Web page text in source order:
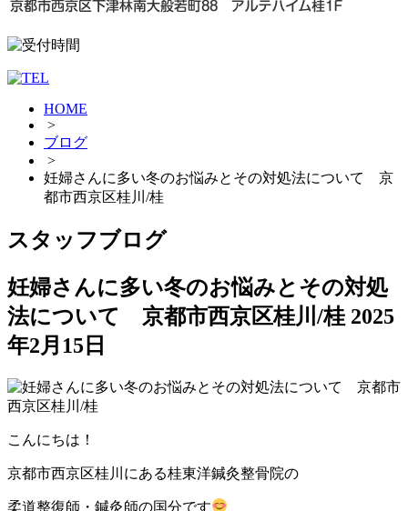
HOME
>
ブログ
>
妊婦さんに多い冬のお悩みとその対処法について 京
都市西京区桂川/桂
スタッフブログ
妊婦さんに多い冬のお悩みとその対処
法について 京都市西京区桂川/桂 2025
年2月15日
こんにちは！
京都市西京区桂川にある桂東洋鍼灸整骨院の
柔道整復師・鍼灸師の国分です